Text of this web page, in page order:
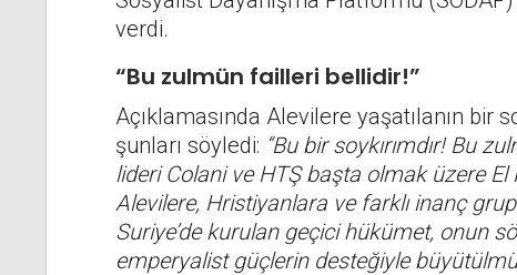
verdi.
“Bu zulmün failleri bellidir!”
Açıklamasında Alevilere yaşatılanın bir
şunları söyledi: “Bu bir soykırımdır! Bu
lideri Colani ve HTŞ başta olmak üzere El
Alevilere, Hristiyanlara ve farklı inanç
Suriye’de kurulan geçici hükümet, onun
emperyalist güçlerin desteğiyle